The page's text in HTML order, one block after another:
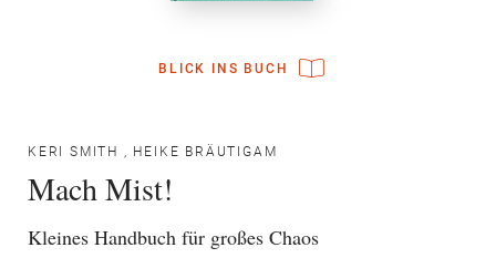
BLICK INS BUCH
KERI SMITH , HEIKE BRÄUTIGAM
Mach Mist!
Kleines Handbuch für großes Chaos